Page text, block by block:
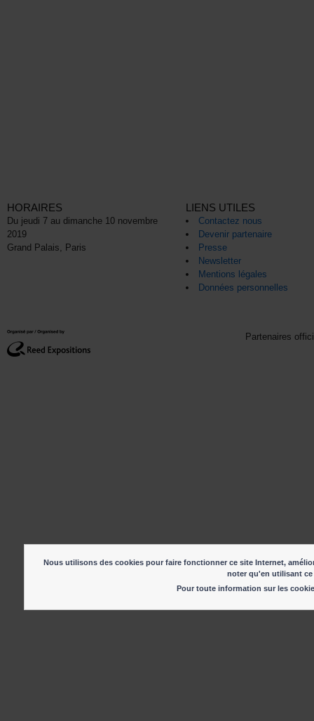
HORAIRES
Du jeudi 7 au dimanche 10 novembre
2019
Grand Palais, Paris
LIENS UTILES
Contactez nous
Devenir partenaire
Presse
Newsletter
Mentions légales
Données personnelles
Partenaires
Nous utilisons des cookies pour faire fonctionner ce site Internet,
noter qu'en utilisant
Pour toute information sur les